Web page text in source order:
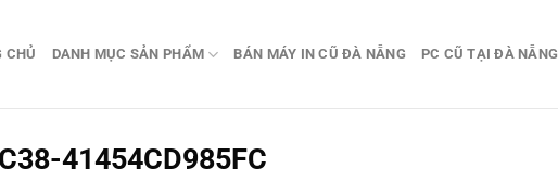
CHỦ DANH MỤC SẢN PHẨM BÁN MÁY IN CŨ ĐÀ NẴNG PC CŨ TẠI ĐÀ NẴNG
41454CD985FC